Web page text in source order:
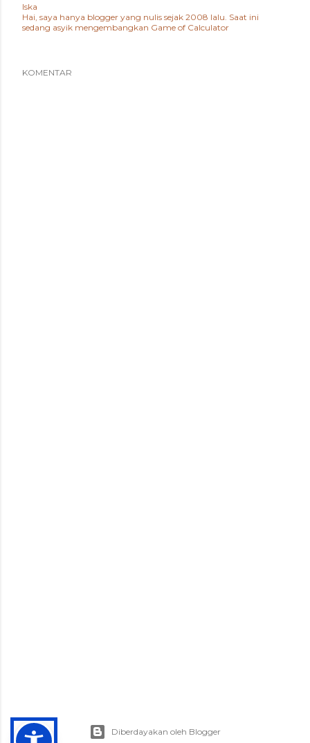
Iska
Hai, saya hanya blogger yang nulis sejak 2008 lalu. Saat ini
sedang asyik mengembangkan Game of Calculator
KOMENTAR
Diberdayakan oleh Blogger